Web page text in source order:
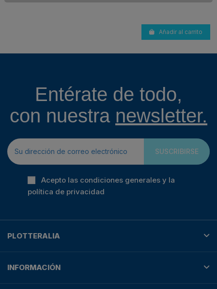
Añadir al carrito
Entérate de todo,
con nuestra newsletter.
SUSCRIBIRSE
Acepto las condiciones generales y la
política de privacidad
PLOTTERALIA
INFORMACIÓN